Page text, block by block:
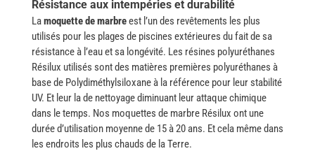
Résistance aux intempéries et durabilité
Lamoquette​‍​‌‍​‍‌ de marbreest l’un des revêtements les plus
utilisés pour les plages de piscines extérieures du fait de sa
résistance à l’eau et sa longévité. Les résines polyuréthanes
Résilux utilisés sont des matières premières polyuréthanes à
base de Polydiméthylsiloxane à la référence pour leur stabilité
UV. Et leur la de nettoyage diminuant leur attaque chimique
dans le temps. Nos moquettes de marbre Résilux ont une
durée d’utilisation moyenne de 15 à 20 ans. Et cela même dans
les endroits les plus chauds de la ​‍​‌‍​‍‌Terre.